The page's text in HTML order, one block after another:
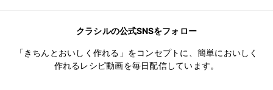
クラシルの公式SNSをフォロー
「きちんとおいしく作れる」をコンセプトに、簡単においしく
作れるレシピ動画を毎日配信しています。